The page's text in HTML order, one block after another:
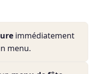
immédiatement
menu.